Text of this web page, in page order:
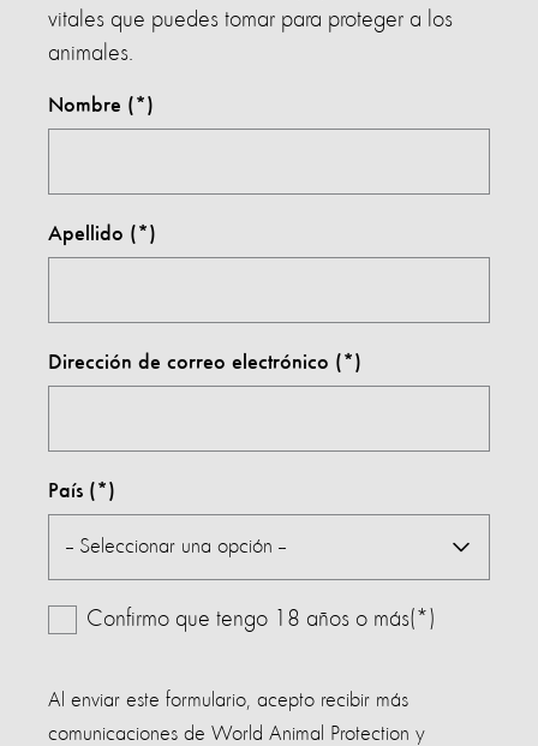
vitales que puedes tomar para proteger a los
animales.
Nombre
Apellido
Dirección de correo electrónico
País
Confirmo que tengo 18 años o más(*)
Al enviar este formulario, acepto recibir más
comunicaciones de World Animal Protection y